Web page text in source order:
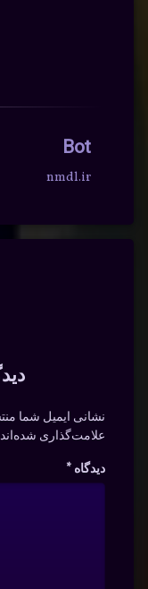
Bot
nmdl.ir
نشانی ایمیل شما
علامت‌گذاری شده‌اند
دیدگاه *